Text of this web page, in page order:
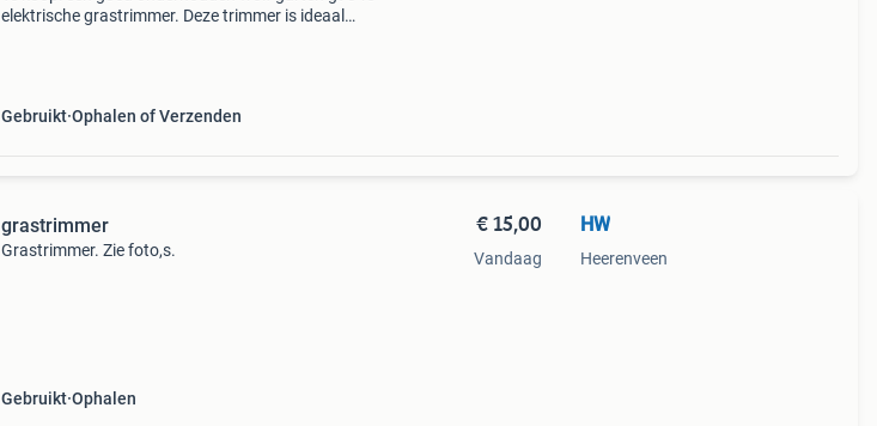
elektrische grastrimmer. Deze trimmer is ideaal
Gebruikt Ophalen of Verzenden
grastrimmer
Grastrimmer. Zie foto,s.
Gebruikt Ophalen
€ 15,00
Vandaag
HW
Heerenveen